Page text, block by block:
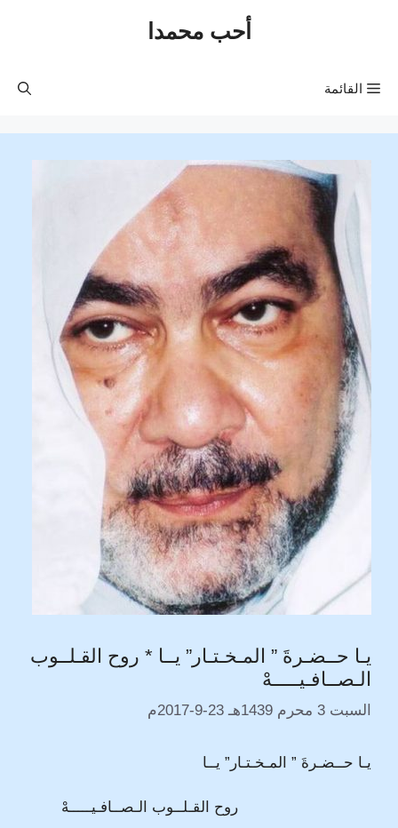
أحب محمدا
القائمة
يـا حــضـرةَ ” المـخـتـار” يــا * روح القـلــوب
الـصــافـيـــــهْ
السبت 3 محرم 1439هـ 23-9-2017م
يـا حــضـرةَ ” المـخـتـار” يــا
روح القـلــوب الـصــافـيـــــهْ